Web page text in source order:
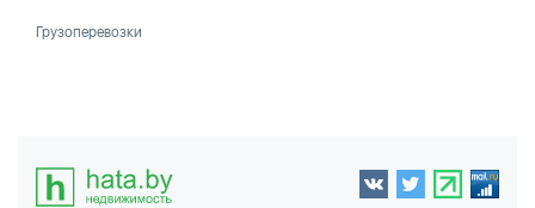
Грузоперевозки